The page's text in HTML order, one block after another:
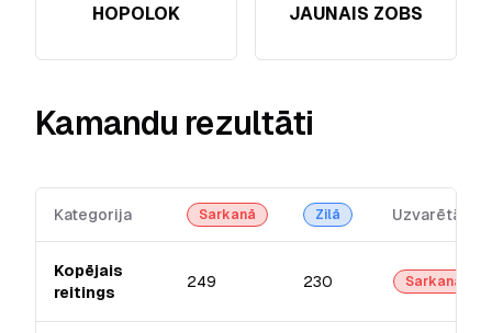
HOPOLOK JAUNAIS ZOBS
Kamandu rezultāti
Kategorija Sarkanā Zilā Uzvarētājs
Kopējais
reitings
249 230 Sarkanā